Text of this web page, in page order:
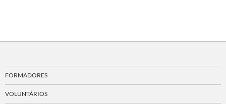
FORMADORES
VOLUNTÁRIOS